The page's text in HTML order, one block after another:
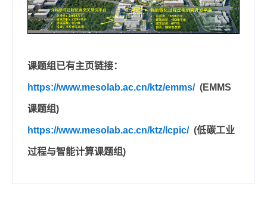
课题组已有主页链接：
https://www.mesolab.ac.cn/ktz/emms/ (EMMS
课题组)
https://www.mesolab.ac.cn/ktz/lcpic/ (低碳工业
过程与智能计算课题组)